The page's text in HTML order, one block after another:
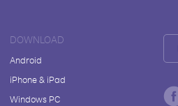
DOWNLOAD
Android
iPhone & iPad
Windows PC